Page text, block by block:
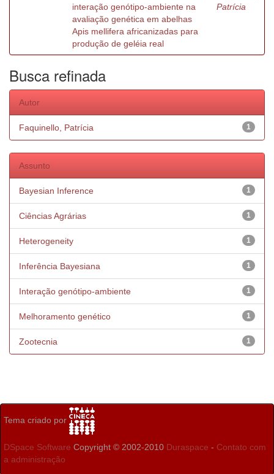
interação genótipo-ambiente na
avaliação genética em abelhas
Apis mellifera africanizadas para
produção de geléia real
Patrícia
Busca refinada
Autor
1
Faquinello, Patrícia
Assunto
1
Bayesian Inference
1
Ciências Agrárias
1
Heterogeneity
1
Inferência Bayesiana
1
Interação genótipo-ambiente
1
Melhoramento genético
1
Zootecnia
Tema criado por
DSpace Software Copyright © 2002-2010 Duraspace - Contato com
a administração